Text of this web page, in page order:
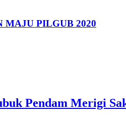
MAJU PILGUB 2020
Pendam Merigi